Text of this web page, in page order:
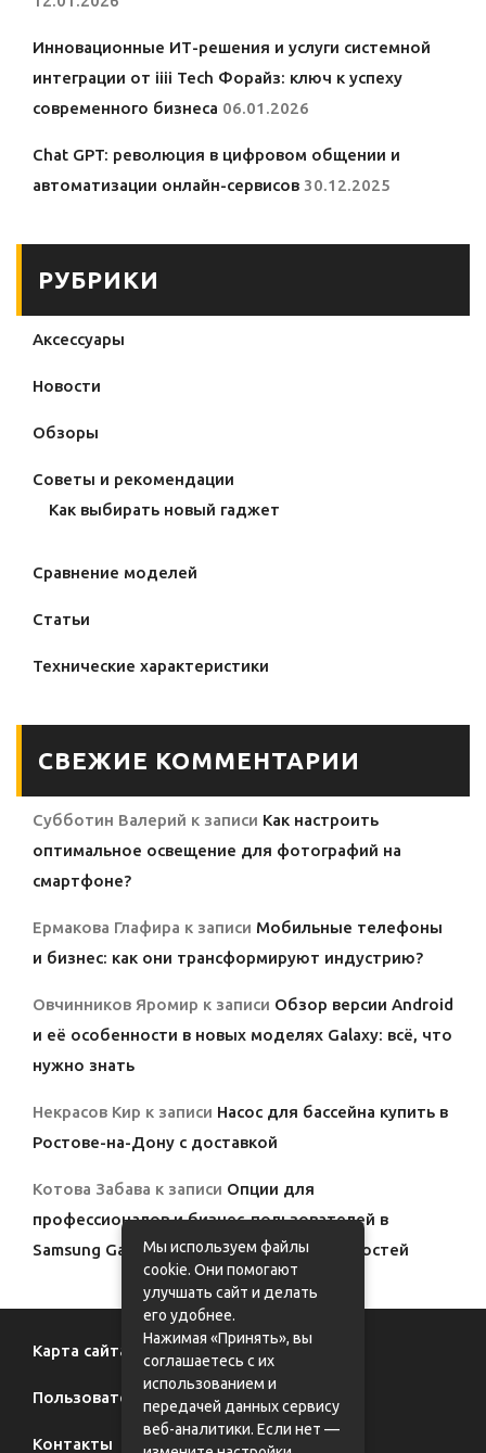
Инновационные ИТ-решения и услуги системной
интеграции от iiii Tech Форайз: ключ к успеху
современного бизнеса 06.01.2026
Chat GPT: революция в цифровом общении и
автоматизации онлайн-сервисов 30.12.2025
РУБРИКИ
Аксессуары
Новости
Обзоры
Советы и рекомендации
Как выбирать новый гаджет
Сравнение моделей
Статьи
Технические характеристики
СВЕЖИЕ КОММЕНТАРИИ
Субботин Валерий к записи Как настроить
оптимальное освещение для фотографий на
смартфоне?
Ермакова Глафира к записи Мобильные телефоны
и бизнес: как они трансформируют индустрию?
Овчинников Яромир к записи Обзор версии Android
и её особенности в новых моделях Galaxy: всё, что
нужно знать
Некрасов Кир к записи Насос для бассейна купить в
Ростове-на-Дону с доставкой
Котова Забава к записи Опции для
профессионалов и бизнес-пользователей в
Samsung Galaxy: полный обзор возможностей
Карта сайта
Пользовательское соглашение
Контакты
Мы используем файлы
cookie. Они помогают
улучшать сайт и делать
его удобнее.
Нажимая «Принять», вы
соглашаетесь с их
использованием и
передачей данных сервису
веб-аналитики. Если нет —